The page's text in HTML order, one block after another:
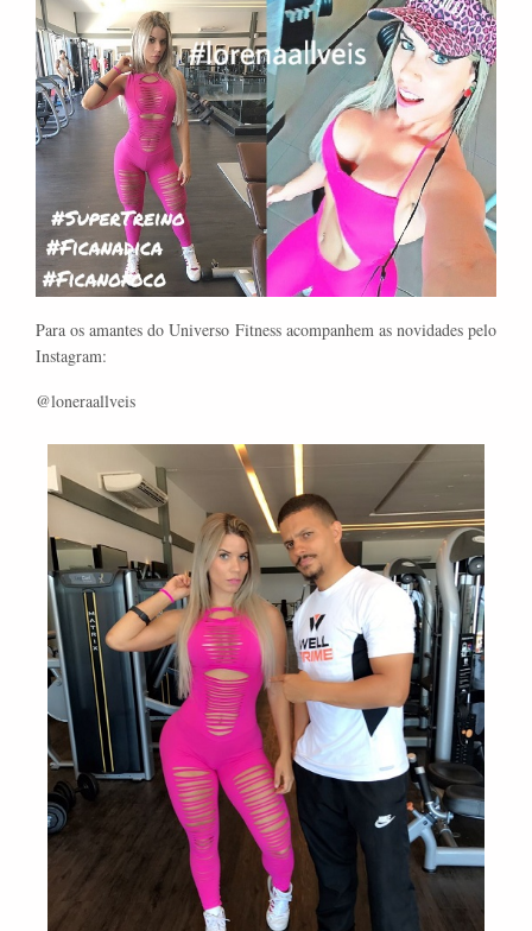
Para os amantes do Universo Fitness acompanhem as novidades pelo
Instagram:
@loneraallveis